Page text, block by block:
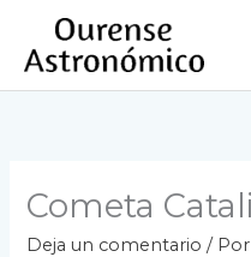
contenido
Cometa
Deja un comentario / Por